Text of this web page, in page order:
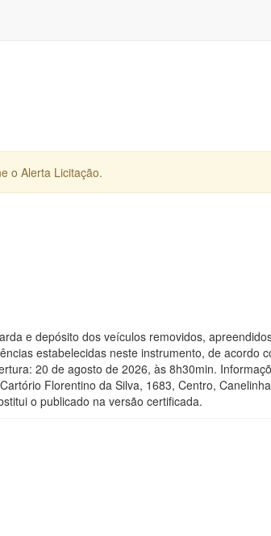
o Alerta Licitação.
e depósito dos veículos removidos,
estabelecidas neste instrumento, de acordo
20 de agosto de 2026, às 8h30min.
Florentino da Silva, 1683, Centro,
o publicado na versão certificada.